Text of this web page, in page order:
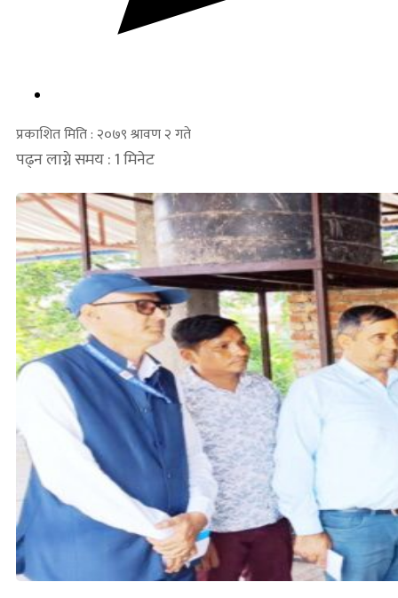
प्रकाशित मिति : २०७९ श्रावण २ गते
पढ्न लाग्ने समय : 1 मिनेट